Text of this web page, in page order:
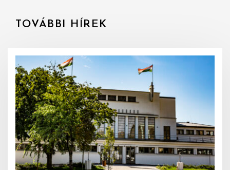
TOVÁBBI HÍREK